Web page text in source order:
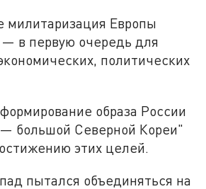
милитаризация Европы
в первую очередь для
политических
образа России
большой Северной Кореи"
этих целей.
пытался объединяться на